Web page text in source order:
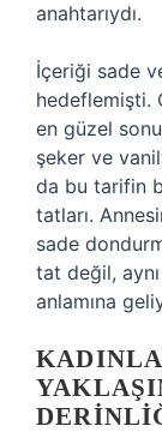
anahtarıydı.
İçeriği sade
hedeflemişti.
en güzel
şeker ve
da bu tarifin
tatları.
sade
tat değil,
anlamına